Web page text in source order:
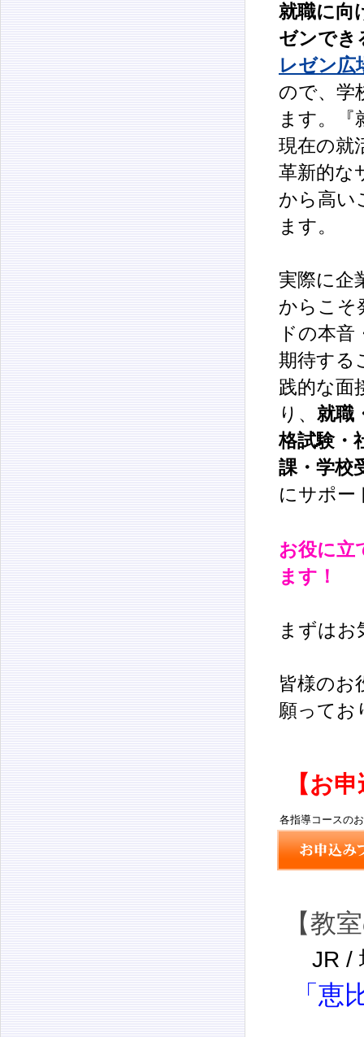
就職に向
ゼンでき
レゼン広
ので、学
ます。『
現在の就
革新的な
から高い
ます。
実際に企
からこそ
ドの本
期待する
践的な面
り、 就職
格試験・
課・学校
にサポー
お役に立
ます！
まずはお
皆様のお
願ってお
【お申
各指導コースの
【教
JR /
「恵